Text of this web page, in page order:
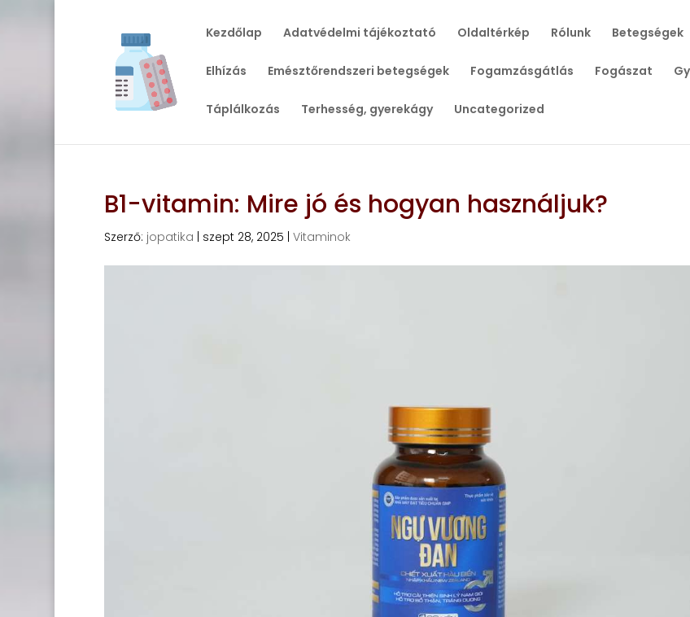
Kezdőlap Adatvédelmi tájékoztató Oldaltérkép Rólunk Betegségek
Elhízás Emésztőrendszeri betegségek Fogamzásgátlás Fogászat
Táplálkozás Terhesség, gyerekágy Uncategorized
B1-vitamin: Mire jó és hogyan használjuk?
Szerző: jopatika szept 28, 2025 Vitaminok